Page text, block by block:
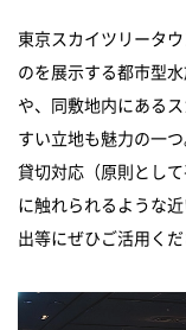
東京スカイツリータ
のを展示する都市型
や、同敷地内にある
すい立地も魅力の一
貸切対応（原則とし
に触れられるような
出等にぜひご活用くだ